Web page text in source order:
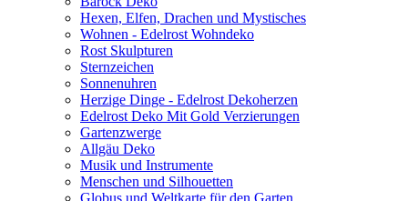
Hexen, Elfen, Drachen und Mystisches
Wohnen - Edelrost Wohndeko
Rost Skulpturen
Sternzeichen
Sonnenuhren
Herzige Dinge - Edelrost Dekoherzen
Edelrost Deko Mit Gold Verzierungen
Gartenzwerge
Allgäu Deko
Musik und Instrumente
Menschen und Silhouetten
Globus und Weltkarte für den Garten